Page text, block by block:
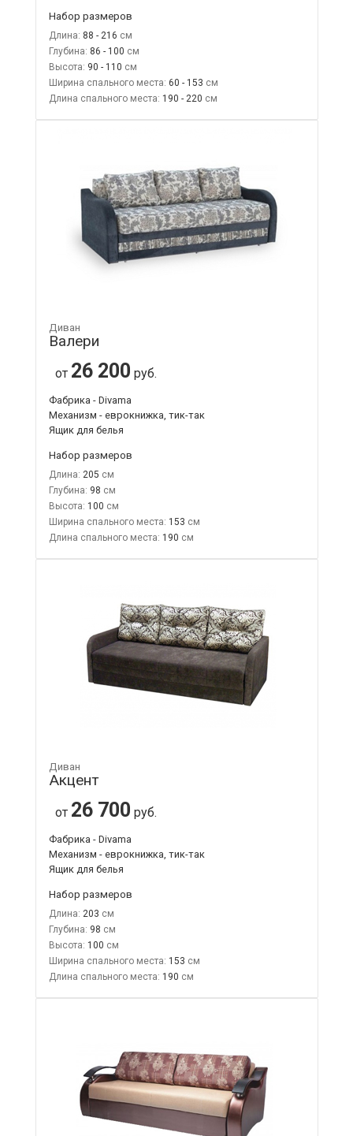
Набор размеров
Длина: 88 - 216
Глубина: 86 - 100
Высота: 90 - 110
Ширина спального места: 60 - 153
Длина спального места: 190 - 220
Диван
Валери
от 26 200 руб.
Фабрика - Divama
Механизм - еврокнижка, тик-так
Ящик для белья
Набор размеров
Длина: 205
Глубина: 98
Высота: 100
Ширина спального места: 153
Длина спального места: 190
Диван
Акцент
от 26 700 руб.
Фабрика - Divama
Механизм - еврокнижка, тик-так
Ящик для белья
Набор размеров
Длина: 203
Глубина: 98
Высота: 100
Ширина спального места: 153
Длина спального места: 190